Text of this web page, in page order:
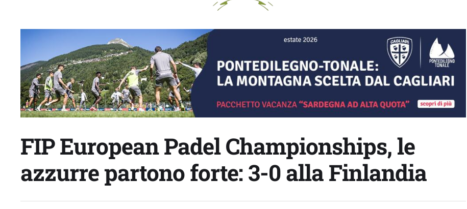
FIP European Padel Championships, le
azzurre partono forte: 3-0 alla Finlandia